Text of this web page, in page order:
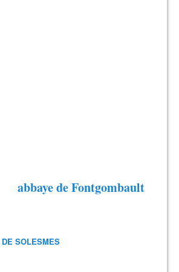
abbaye de Fontgombault
SOLESMES